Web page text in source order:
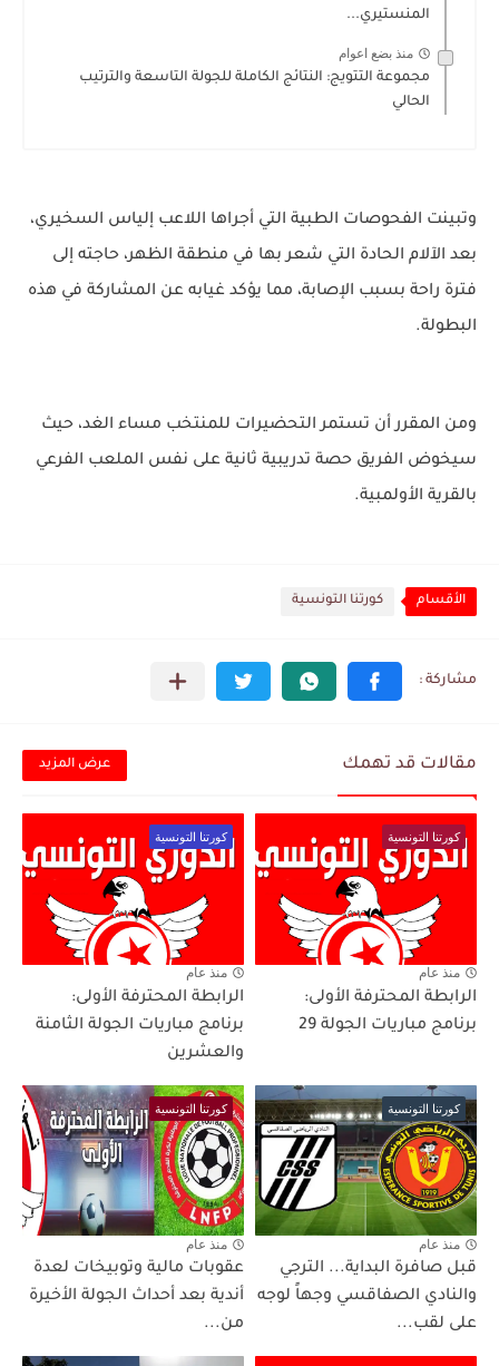
المنستيري...
منذ بضع اعوام
مجموعة التتويج: النتائج الكاملة للجولة التاسعة والترتيب
الحالي
وتبينت الفحوصات الطبية التي أجراها اللاعب إلياس السخيري،
بعد الآلام الحادة التي شعر بها في منطقة الظهر، حاجته إلى
فترة راحة بسبب الإصابة، مما يؤكد غيابه عن المشاركة في هذه
البطولة.
ومن المقرر أن تستمر التحضيرات للمنتخب مساء الغد، حيث
سيخوض الفريق حصة تدريبية ثانية على نفس الملعب الفرعي
بالقرية الأولمبية.
الأقسام كورتنا التونسية
مقالات قد تهمك عرض المزيد
كورتنا التونسية
منذ عام
الرابطة المحترفة الأولى:
برنامج مباريات الجولة 29
كورتنا التونسية
منذ عام
الرابطة المحترفة الأولى:
برنامج مباريات الجولة الثامنة
والعشرين
كورتنا التونسية
منذ عام
قبل صافرة البداية... الترجي
والنادي الصفاقسي وجهاً لوجه
على لقب...
كورتنا التونسية
منذ عام
عقوبات مالية وتوبيخات لعدة
أندية بعد أحداث الجولة الأخيرة
من...